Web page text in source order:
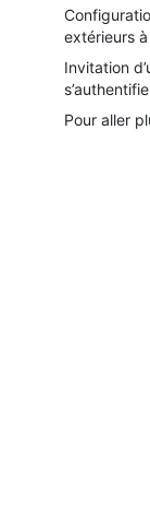
extérieurs
Invitation
Pour aller